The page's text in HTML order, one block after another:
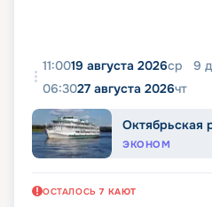
11:0019 августа 2026ср 9
06:3027 августа 2026чт
Октябрьская
ЭКОНОМ
ОСТАЛОСЬ 7 КАЮТ